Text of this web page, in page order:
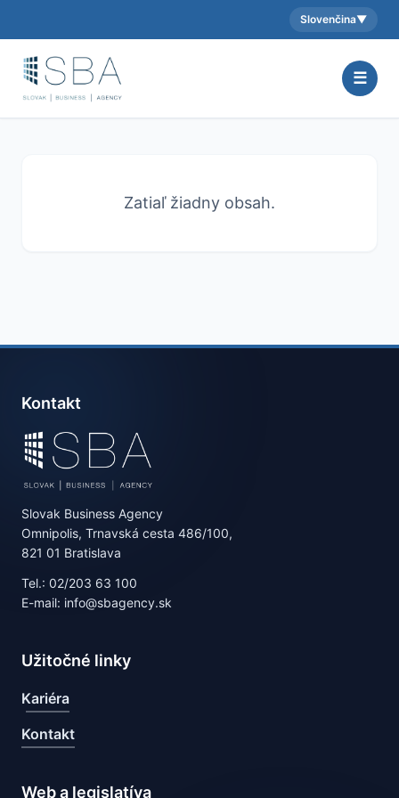
Aktuálny jazyk:
Slovenčina▼
☰
Zatiaľ žiadny obsah.
Kontakt
Slovak Business Agency
Omnipolis, Trnavská cesta 486/100,
821 01 Bratislava
Tel.: 02/203 63 100
E-mail: info@sbagency.sk
Užitočné linky
Kariéra
Kontakt
Web a legislatíva